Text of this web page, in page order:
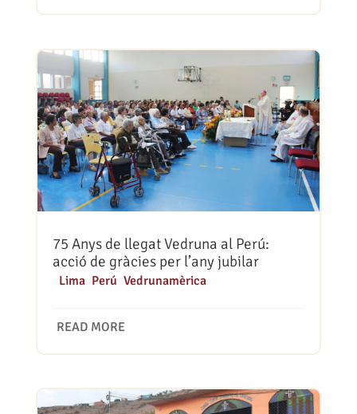
75 Anys de llegat Vedruna al Perú:
acció de gràcies per l’any jubilar
Lima, Perú Vedrunamèrica
READ MORE